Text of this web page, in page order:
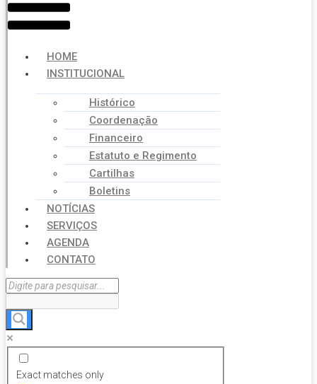
HOME
INSTITUCIONAL
Histórico
Coordenação
Financeiro
Estatuto e Regimento
Cartilhas
Boletins
NOTÍCIAS
SERVIÇOS
AGENDA
CONTATO
Exact matches only